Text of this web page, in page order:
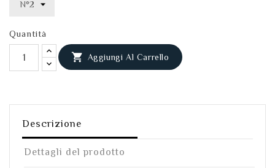
Quantità
 Aggiungi Al Carrello
Descrizione
Dettagli del prodotto